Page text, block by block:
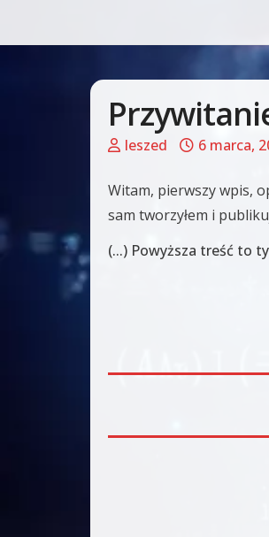
leszed 6 marca,
Witam, pierwszy wpis,
sam tworzyłem i
(...) Powyższa treść to